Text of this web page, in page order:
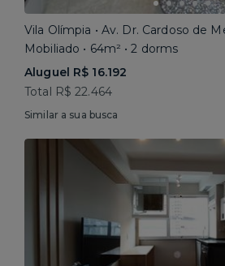
Vila Olímpia • Av. Dr. Cardoso de
Mobiliado • 64m² • 2 dorms
Aluguel R$ 16.192
Total R$ 22.464
Similar a sua busca